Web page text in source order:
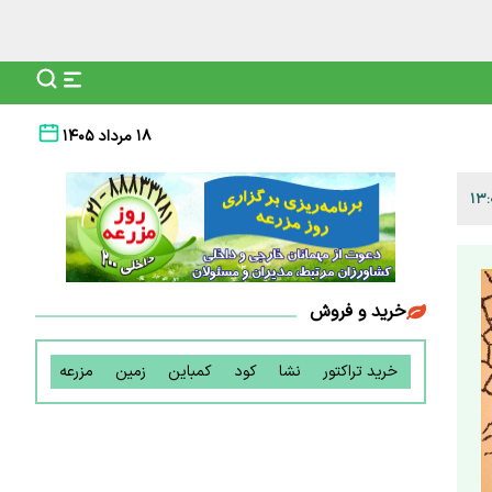
۱۸ مرداد ۱۴۰۵
خرید و فروش
خرید تراکتور نشا کود کمباین زمین مزرعه